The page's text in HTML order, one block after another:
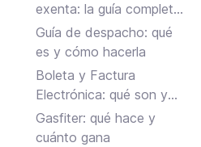
exenta: la guía completa
para emitir sin errores en
Chile
Guía de despacho: qué
es y cómo hacerla
Boleta y Factura
Electrónica: qué son y
en qué se diferencian
Gasfiter: qué hace y
cuánto gana